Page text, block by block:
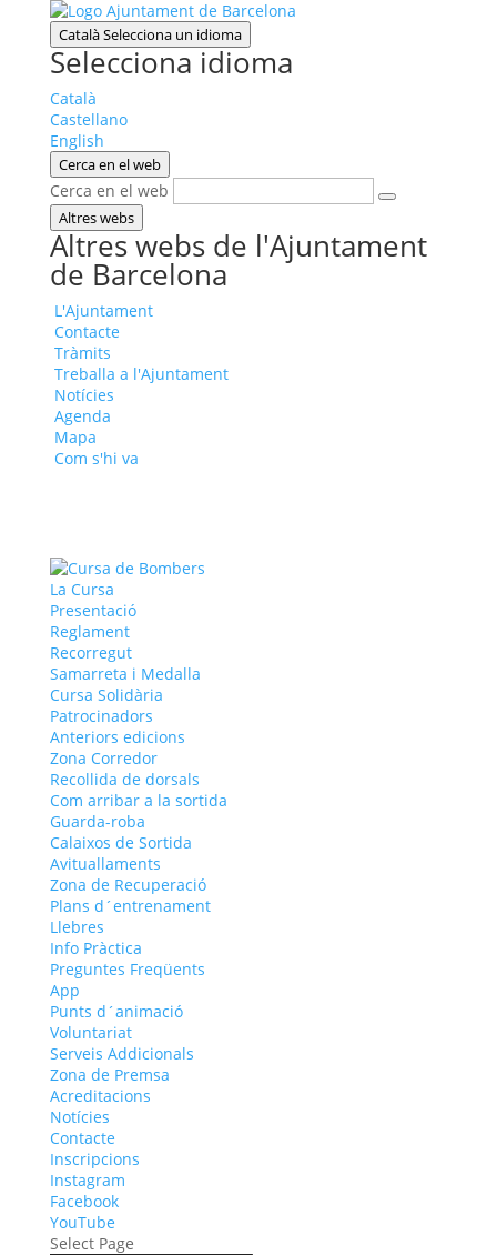
CatalàSelecciona un idioma
Selecciona idioma
Català
Castellano
English
Cerca en el web
Cerca en el web
Altres webs
Altres webs de l'Ajuntament
de Barcelona
L'Ajuntament
Contacte
Tràmits
Treballa a l'Ajuntament
Notícies
Agenda
Mapa
Com s'hi va
La Cursa
Presentació
Reglament
Recorregut
Samarreta i Medalla
Cursa Solidària
Patrocinadors
Anteriors edicions
Zona Corredor
Recollida de dorsals
Com arribar a la sortida
Guarda-roba
Calaixos de Sortida
Avituallaments
Zona de Recuperació
Plans d´entrenament
Llebres
Info Pràctica
Preguntes Freqüents
App
Punts d´animació
Voluntariat
Serveis Addicionals
Zona de Premsa
Acreditacions
Notícies
Contacte
Inscripcions
Instagram
Facebook
YouTube
Select Page